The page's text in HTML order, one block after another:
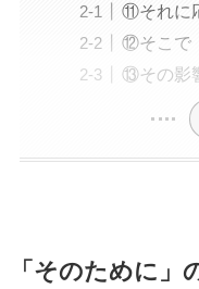
⑪それに
⑫そこで
⑬その影
「そのために」